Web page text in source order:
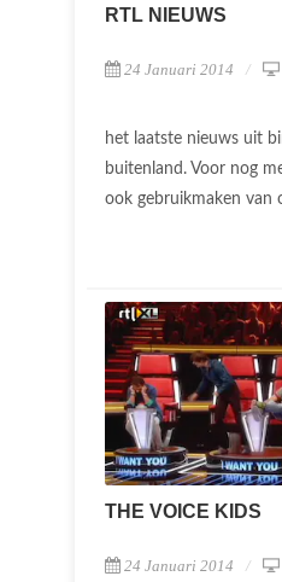
RTL NIEUWS
24 Januari 2014
het laatste nieuws uit
buitenland. Voor nog
ook gebruikmaken van
THE VOICE KIDS
24 Januari 2014